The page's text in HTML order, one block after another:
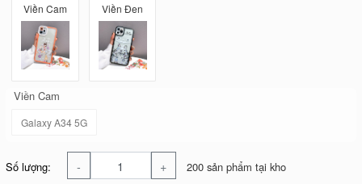
Viền Cam Viền Đen
Viền Cam
Galaxy A34 5G
Số lượng: - + 200 sản phẩm tại kho